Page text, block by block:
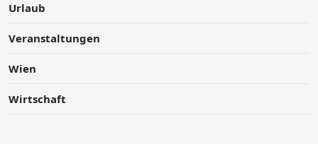
Urlaub
Veranstaltungen
Wien
Wirtschaft